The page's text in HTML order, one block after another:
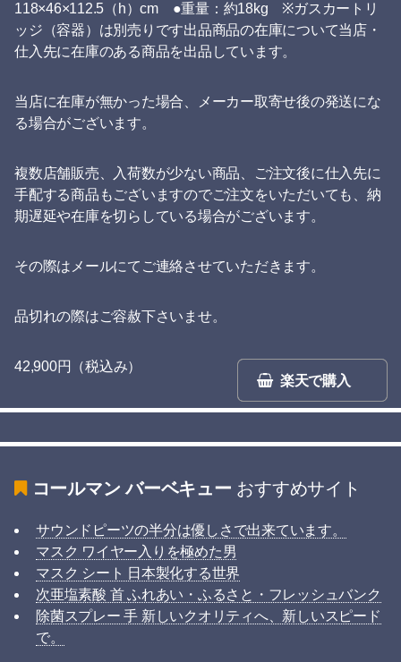
118×46×112.5（h）cm ●重量：約18kg ※ガスカートリ
ッジ（容器）は別売りです出品商品の在庫について当店・
仕入先に在庫のある商品を出品しています。
当店に在庫が無かった場合、メーカー取寄せ後の発送にな
る場合がございます。
複数店舗販売、入荷数が少ない商品、ご注文後に仕入先に
手配する商品もございますのでご注文をいただいても、納
期遅延や在庫を切らしている場合がございます。
その際はメールにてご連絡させていただきます。
品切れの際はご容赦下さいませ。
楽天で購入
42,900円（税込み）
コールマン バーベキュー おすすめサイト
サウンドピーツの半分は優しさで出来ています。
マスク ワイヤー入りを極めた男
マスク シート 日本製化する世界
次亜塩素酸 首 ふれあい・ふるさと・フレッシュバンク
除菌スプレー 手 新しいクオリティへ、新しいスピード
で。